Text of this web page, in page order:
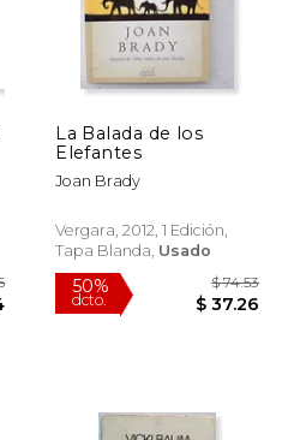
La Balada de los
Elefantes
Joan Brady
Vergara, 2012, 1 Edición,
Tapa Blanda, Usado